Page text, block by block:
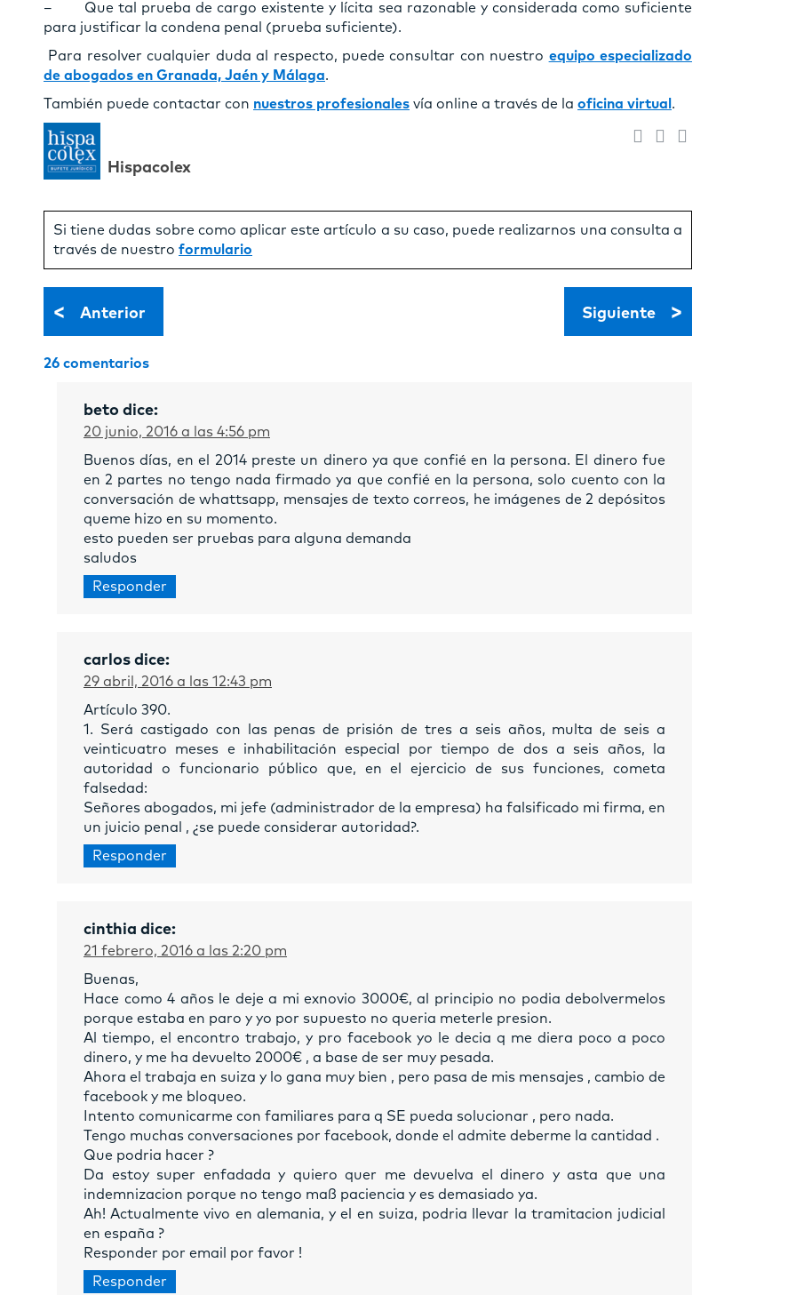
– Que tal prueba de cargo existente y lícita sea razonable y considerada como suficiente
para justificar la condena penal (prueba suficiente).
Para resolver cualquier duda al respecto, puede consultar con nuestro equipo especializado
de abogados en Granada, Jaén y Málaga.
También puede contactar con nuestros profesionales vía online a través de la oficina virtual .
Hispacolex
Si tiene dudas sobre como aplicar este artículo a su caso, puede realizarnos una consulta a
través de nuestro formulario
< Anterior Siguiente >
26 comentarios
beto dice:
20 junio, 2016 a las 4:56 pm
Buenos días, en el 2014 preste un dinero ya que confié en la persona. El dinero fue
en 2 partes no tengo nada firmado ya que confié en la persona, solo cuento con la
conversación de whattsapp, mensajes de texto correos, he imágenes de 2 depósitos
queme hizo en su momento.
esto pueden ser pruebas para alguna demanda
saludos
Responder
carlos dice:
29 abril, 2016 a las 12:43 pm
Artículo 390.
1. Será castigado con las penas de prisión de tres a seis años, multa de seis a
veinticuatro meses e inhabilitación especial por tiempo de dos a seis años, la
autoridad o funcionario público que, en el ejercicio de sus funciones, cometa
falsedad:
Señores abogados, mi jefe (administrador de la empresa) ha falsificado mi firma, en
un juicio penal , ¿se puede considerar autoridad?.
Responder
cinthia dice:
21 febrero, 2016 a las 2:20 pm
Buenas,
Hace como 4 años le deje a mi exnovio 3000€, al principio no podia debolvermelos
porque estaba en paro y yo por supuesto no queria meterle presion.
Al tiempo, el encontro trabajo, y pro facebook yo le decia q me diera poco a poco
dinero, y me ha devuelto 2000€ , a base de ser muy pesada.
Ahora el trabaja en suiza y lo gana muy bien , pero pasa de mis mensajes , cambio de
facebook y me bloqueo.
Intento comunicarme con familiares para q SE pueda solucionar , pero nada.
Tengo muchas conversaciones por facebook, donde el admite deberme la cantidad .
Que podria hacer ?
Da estoy super enfadada y quiero quer me devuelva el dinero y asta que una
indemnizacion porque no tengo maß paciencia y es demasiado ya.
Ah! Actualmente vivo en alemania, y el en suiza, podria llevar la tramitacion judicial
en españa ?
Responder por email por favor !
Responder